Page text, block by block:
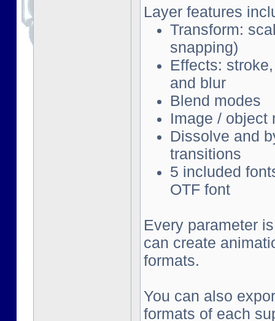
Layer features
Transform:
snapping)
Effects:
and blur
Blend modes
Image / object
Dissolve and
transitions
5 included
OTF font
Every parameter
can create
formats.
You can also
formats of each